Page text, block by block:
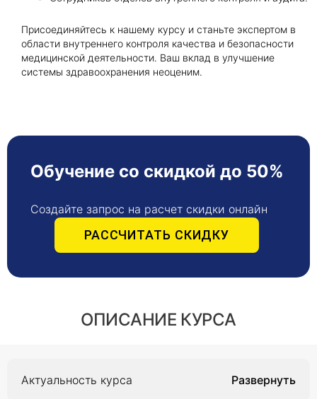
Присоединяйтесь к нашему курсу и станьте экспертом в
области внутреннего контроля качества и безопасности
медицинской деятельности. Ваш вклад в улучшение
системы здравоохранения неоценим.
Обучение со скидкой до 50%
Создайте запрос на расчет скидки онлайн
РАССЧИТАТЬ СКИДКУ
ОПИСАНИЕ КУРСА
Актуальность курса